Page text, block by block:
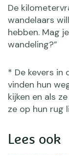
De
wandelaars
hebben. Mag
wandeling?”
* De kevers in
vinden hun
kijken en als
ze op hun rug
Lees ook